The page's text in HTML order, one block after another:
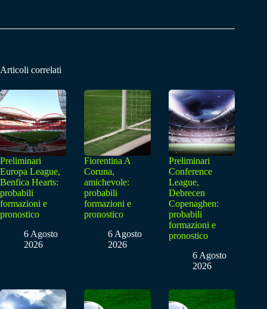
Articoli correlati
Preliminari
Europa League,
Benfica Hearts:
probabili
formazioni e
pronostico
6 Agosto
2026
Fiorentina A
Coruna,
amichevole:
probabili
formazioni e
pronostico
6 Agosto
2026
Preliminari
Conference
League,
Debrecen
Copenaghen:
probabili
formazioni e
pronostico
6 Agosto
2026